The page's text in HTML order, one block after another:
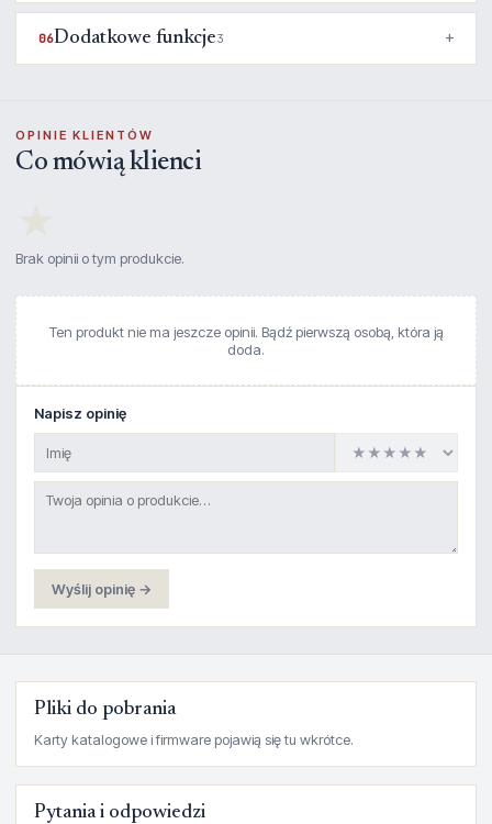
06Dodatkowe funkcje3
OPINIE KLIENTÓW
Co mówią klienci
Brak opinii o tym produkcie.
Ten produkt nie ma jeszcze opinii. Bądź pierwszą osobą, która ją
doda.
Napisz opinię
Wyślij opinię →
Pliki do pobrania
Karty katalogowe i firmware pojawią się tu wkrótce.
Pytania i odpowiedzi